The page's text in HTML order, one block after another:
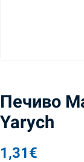
Печиво
Yarych
1,31€